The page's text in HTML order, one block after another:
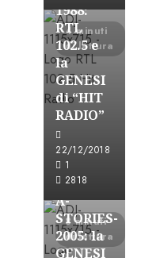
4 minuti
di lettura
1988:
RTL
102.5 e
la
GENESI
di “HIT
RADIO”
22/12/2018
1
2818
8 minuti
di lettura
Formazione
FREE
A-
STORIES-
2005: la
GENESI